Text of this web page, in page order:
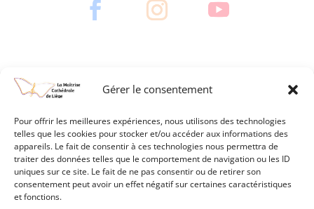
Gérer le consentement
Pour offrir les meilleures expériences, nous utilisons des technologies
telles que les cookies pour stocker et/ou accéder aux informations des
appareils. Le fait de consentir à ces technologies nous permettra de
traiter des données telles que le comportement de navigation ou les ID
uniques sur ce site. Le fait de ne pas consentir ou de retirer son
consentement peut avoir un effet négatif sur certaines caractéristiques
et fonctions.
RCF Radio Pueri Diocèse